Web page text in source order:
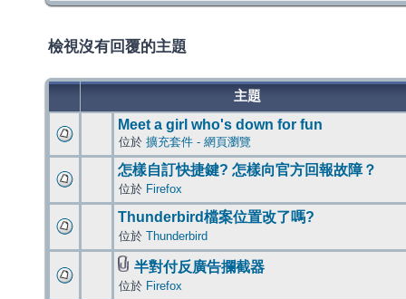
檢視沒有回覆的主題
主題
Meet a girl who's down for fun
位於 擴充套件 - 網頁瀏覽
怎樣自訂快捷鍵? 怎樣向官方回報故障？
位於 Firefox
Thunderbird檔案位置改了嗎?
位於 Thunderbird
半對付反廣告攔截器
位於 Firefox